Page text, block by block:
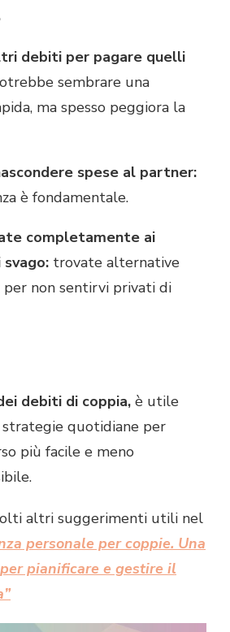
debiti per pagare quelli
sembrare una
ma spesso peggiora la
spese al partner:
è fondamentale.
completamente ai
trovate alternative
per non sentirvi privati di
debiti di coppia, è utile
quotidiane per
più facile e meno
altri suggerimenti utili nel
personale per coppie. Una
pianificare e gestire il